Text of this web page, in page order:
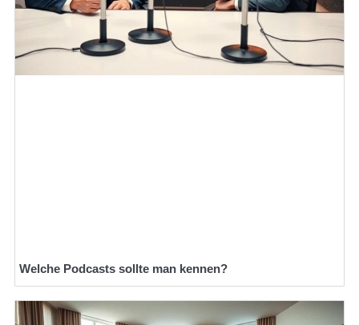
Welche Podcasts sollte man kennen?